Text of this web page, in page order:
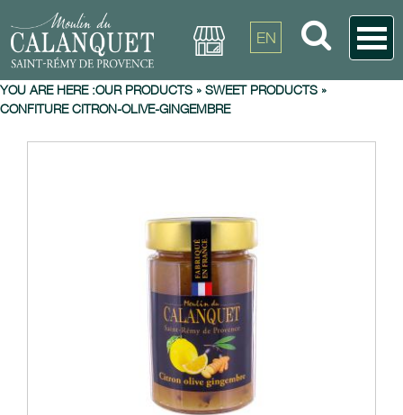
EN
YOU ARE HERE :OUR PRODUCTS » SWEET PRODUCTS »
CONFITURE CITRON-OLIVE-GINGEMBRE